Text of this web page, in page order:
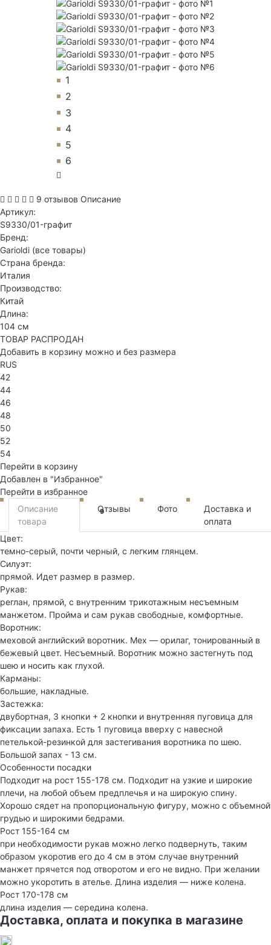
1
2
3
4
5
6
9 отзывов Описание
Артикул:
S9330/01-графит
Бренд:
Garioldi (все товары)
Страна бренда:
Италия
Производство:
Китай
Длина:
104 см
ТОВАР РАСПРОДАН
Добавить в корзину можно и без размера
RUS
42
44
46
48
50
52
54
Перейти в корзину
Добавлен в "Избранное"
Перейти в избранное
Описание
товара
Отзывы
9 Фото
Доставка и
оплата
Цвет:
темно-серый, почти черный, с легким глянцем.
Силуэт:
прямой. Идет размер в размер.
Рукав:
реглан, прямой, с внутренним трикотажным несъемным
манжетом. Пройма и сам рукав свободные, комфортные.
Воротник:
меховой английский воротник. Мех — орилаг, тонированный в
бежевый цвет. Несъемный. Воротник можно застегнуть под
шею и носить как глухой.
Карманы:
большие, накладные.
Застежка:
двубортная, 3 кнопки + 2 кнопки и внутренняя пуговица для
фиксации запаха. Есть 1 пуговица вверху с навесной
петелькой-резинкой для застегивания воротника по шею.
Большой запах - 13 см.
Особенности посадки
Подходит на рост 155-178 см. Подходит на узкие и широкие
плечи, на любой объем предплечья и на широкую спину.
Хорошо сядет на пропорциональную фигуру, можно с объемной
грудью и широкими бедрами.
Рост 155-164 см
при необходимости рукав можно легко подвернуть, таким
образом укоротив его до 4 см в этом случае внутренний
манжет прячется под отворотом и его не видно. При желании
можно укоротить в ателье. Длина изделия — ниже колена.
Рост 170-178 см
длина изделия — середина колена.
Доставка, оплата и покупка в магазине